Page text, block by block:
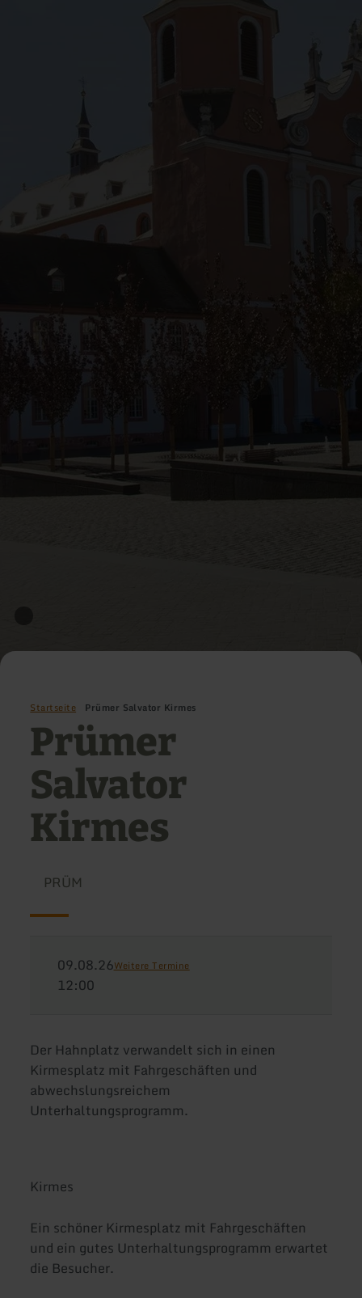
Startseite Prümer Salvator Kirmes
Prümer
Salvator
Kirmes
PRÜM
09.08.26Weitere Termine
12:00
Der Hahnplatz verwandelt sich in einen
Kirmesplatz mit Fahrgeschäften und
abwechslungsreichem
Unterhaltungsprogramm.
Kirmes
Ein schöner Kirmesplatz mit Fahrgeschäften
und ein gutes Unterhaltungsprogramm erwartet
die Besucher.